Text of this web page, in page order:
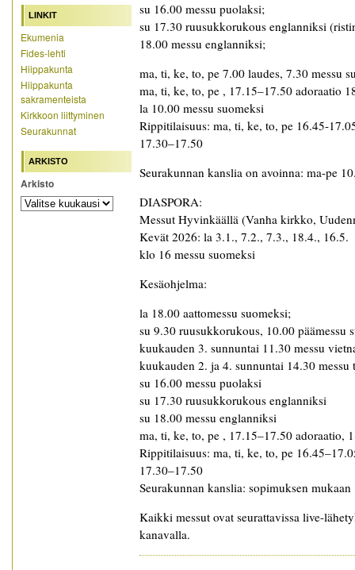
LINKIT
Ekumenia
Fides-lehti
Hiippakunta
Hiippakunta
sakramenteista
Kirkkoon liittyminen
Seurakunnat
ARKISTO
Arkisto
su 16.00 messu puolaksi;
su 17.30 ruusukkorukous englanniksi
18.00 messu englanniksi;
ma, ti, ke, to, pe 7.00 laudes, 7.30 messu
ma, ti, ke, to, pe , 17.15–17.50 adoraatio
la 10.00 messu suomeksi
Rippitilaisuus: ma, ti, ke, to, pe 16.45-
17.30–17.50
Seurakunnan kanslia on avoinna: ma-pe
DIASPORA:
Messut Hyvinkäällä (Vanha kirkko,
Kevät 2026: la 3.1., 7.2., 7.3., 18.4., 16.5.
klo 16 messu suomeksi
Kesäohjelma:
la 18.00 aattomessu suomeksi;
su 9.30 ruusukkorukous, 10.00 päämessu
kuukauden 3. sunnuntai 11.30 messu
kuukauden 2. ja 4. sunnuntai 14.30 messu
su 16.00 messu puolaksi
su 17.30 ruusukkorukous englanniksi
su 18.00 messu englanniksi
ma, ti, ke, to, pe , 17.15–17.50 adoraatio,
Rippitilaisuus: ma, ti, ke, to, pe
17.30–17.50
Seurakunnan kanslia: sopimuksen mukaan
Kaikki messut ovat seurattavissa live-
kanavalla.